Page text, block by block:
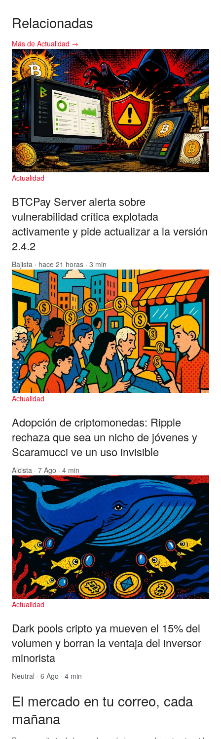
Relacionadas
Más de Actualidad →
Actualidad
BTCPay Server alerta sobre
vulnerabilidad crítica explotada
activamente y pide actualizar a la versión
2.4.2
Bajista · hace 21 horas · 3 min
Actualidad
Adopción de criptomonedas: Ripple
rechaza que sea un nicho de jóvenes y
Scaramucci ve un uso invisible
Alcista · 7 Ago · 4 min
Actualidad
Dark pools cripto ya mueven el 15% del
volumen y borran la ventaja del inversor
minorista
Neutral · 6 Ago · 4 min
El mercado en tu correo, cada
mañana